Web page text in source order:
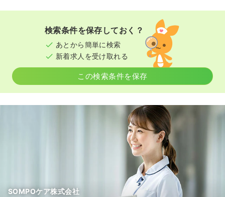
検索条件を保存しておく？
あとから簡単に検索
新着求人を受け取れる
この検索条件を保存
SOMPOケア株式会社